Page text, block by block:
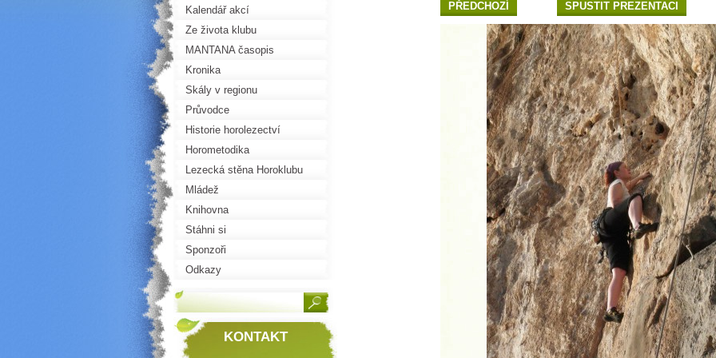
PŘEDCHOZÍ SPUSTIT PREZENTACI
Kalendář akcí
Ze života klubu
MANTANA časopis
Kronika
Skály v regionu
Průvodce
Historie horolezectví
Horometodika
Lezecká stěna Horoklubu
Mládež
Knihovna
Stáhni si
Sponzoři
Odkazy
KONTAKT